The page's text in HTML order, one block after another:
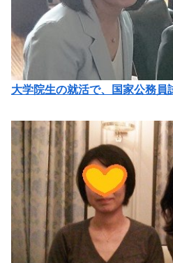
大学院生の就活で、国家公務員